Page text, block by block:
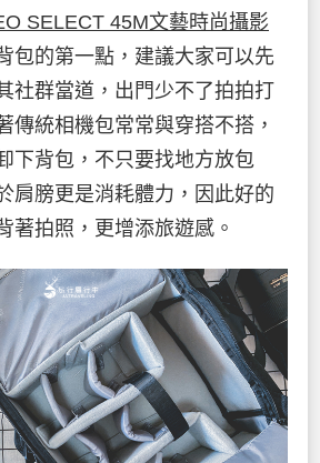
SELECT 45M文藝時尚攝影
包的第一點，建議大家可以先
社群當道，出門少不了拍拍打
傳統相機包常常與穿搭不搭，
下背包，不只要找地方放包
肩膀更是消耗體力，因此好的
著拍照，更增添旅遊感。